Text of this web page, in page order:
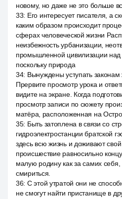
новому, но даже не это больше
33: Его интересует писателя, а
каким образом происходит
сферах человеческой жизни
неизбежность урбанизации,
промышленной цивилизации над
поскольку природа
34: Вынуждены уступать законам
Прервите просмотр урока и
видите на экране. Когда
просмотр записи по сюжету
матёра, расположенная на
35: Быть затоплена в связи со
гидроэлектростанции братской
здесь всю жизнь и доживают
происшествие равносильно
малую родину как за самих себя,
смириться.
36: С этой утратой они не
не смогут найти пристанище в